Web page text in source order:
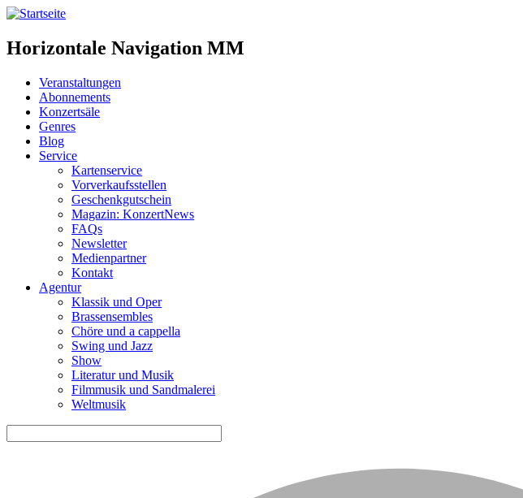
Horizontale Navigation MM
Veranstaltungen
Abonnements
Konzertsäle
Genres
Blog
Service
Kartenservice
Vorverkaufsstellen
Geschenkgutschein
Magazin: KonzertNews
FAQs
Newsletter
Medienpartner
Kontakt
Agentur
Klassik und Oper
Brassensembles
Chöre und a cappella
Swing und Jazz
Show
Literatur und Musik
Filmmusik und Sandmalerei
Weltmusik